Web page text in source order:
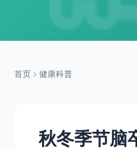
首页 健康科普
秋冬季节脑